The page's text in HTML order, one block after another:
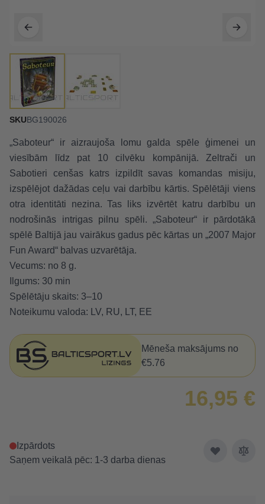
SKUBG190026
„Saboteur“ ir aizraujoša lomu galda spēle ģimenei un
viesībām līdz pat 10 cilvēku kompānijā. Zeltrači un
Sabotieri cenšas katrs izpildīt savas komandas misiju,
izspēlējot dažādas ceļu vai darbību kārtis. Spēlētāji viens
otra identitāti nezina. Tas liks izvērtēt katru darbību un
nodrošinās intrigas pilnu spēli. „Saboteur“ ir pārdotākā
spēlē Baltijā jau vairākus gadus pēc kārtas un „2007 Major
Fun Award“ balvas uzvarētāja.
Vecums: no 8 g.
Ilgums: 30 min
Spēlētāju skaits: 3–10
Noteikumu valoda: LV, RU, LT, EE
Mēneša maksājums no
€5.76
16,95 €
Izpārdots
Saņem veikalā pēc: 1-3 darba dienas